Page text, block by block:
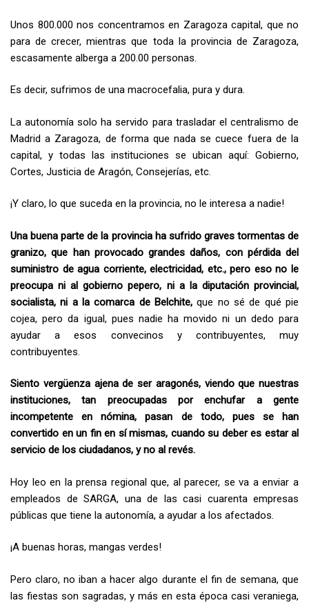
Unos 800.000 nos concentramos en Zaragoza capital, que no
para de crecer, mientras que toda la provincia de Zaragoza,
escasamente alberga a 200.00 personas.
Es decir, sufrimos de una macrocefalia, pura y dura.
La autonomía solo ha servido para trasladar el centralismo de
Madrid a Zaragoza, de forma que nada se cuece fuera de la
capital, y todas las instituciones se ubican aquí: Gobierno,
Cortes, Justicia de Aragón, Consejerías, etc.
¡Y claro, lo que suceda en la provincia, no le interesa a nadie!
Una buena parte de la provincia ha sufrido graves tormentas de
granizo, que han provocado grandes daños, con pérdida del
suministro de agua corriente, electricidad, etc., pero eso no le
preocupa ni al gobierno pepero, ni a la diputación provincial,
socialista, ni a la comarca de Belchite, que no sé de qué pie
cojea, pero da igual, pues nadie ha movido ni un dedo para
ayudar a esos convecinos y contribuyentes, muy
contribuyentes.
Siento vergüenza ajena de ser aragonés, viendo que nuestras
instituciones, tan preocupadas por enchufar a gente
incompetente en nómina, pasan de todo, pues se han
convertido en un fin en sí mismas, cuando su deber es estar al
servicio de los ciudadanos, y no al revés.
Hoy leo en la prensa regional que, al parecer, se va a enviar a
empleados de SARGA, una de las casi cuarenta empresas
públicas que tiene la autonomía, a ayudar a los afectados.
¡A buenas horas, mangas verdes!
Pero claro, no iban a hacer algo durante el fin de semana, que
las fiestas son sagradas, y más en esta época casi veraniega,